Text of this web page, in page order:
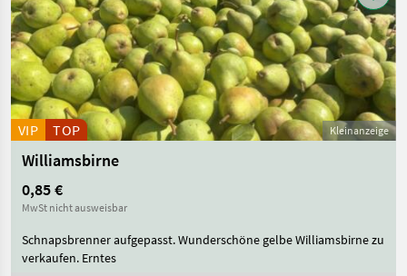
Kleinanzeige
VIP TOP
Williamsbirne
0,85 €
MwSt nicht ausweisbar
Schnapsbrenner aufgepasst. Wunderschöne gelbe Williamsbirne zu
verkaufen. Erntes